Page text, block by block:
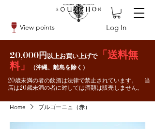
View points Log In
20,000円以上お買い上げで「送料無
料」
（沖縄、離島を除く）
20歳未満の者の飲酒は法律で禁止されています。 当
店は20歳未満の者に対しては酒類は販売しません。
Home ブルゴーニュ（赤）